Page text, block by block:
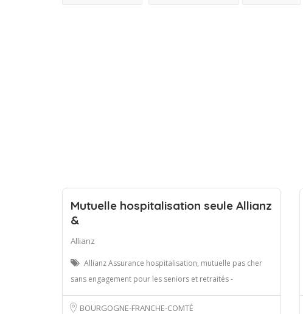
Mutuelle hospitalisation seule Allianz
&
Allianz
Allianz Assurance hospitalisation, mutuelle pas cher
sans engagement pour les seniors et retraités -
BOURGOGNE-FRANCHE-COMTÉ